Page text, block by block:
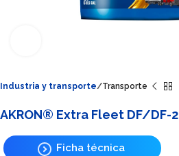
Industria y transporte Transporte
AKRON® Extra Fleet DF/DF-2
Ficha técnica